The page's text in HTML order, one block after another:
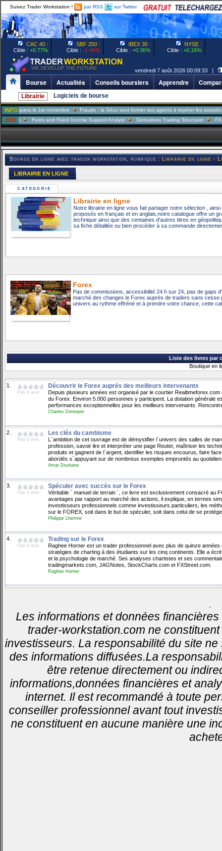
Suivez Trader Workstation ! par RSS sur Twitter
CAC 40 :
Cible : +0.77%
SBF 250 :
Cible : -1.44%
IBEX 35 :
Cible : +0.36%
NYSE :
Cible : +0.16%
vendredi 7 août 2026 00:09:33 |
Bourse Actualités Conseils boursiers Apprendre
Librairie Logiciels de bourse
INFOle 1er novembre Fraude : la Sécu veut former ses agents à repérer les assurés
JOBForex and Fixed Income Support Analyst Derivatives Trading Structurer FX Trader
Bourse en ligne avec trader workstation, rubrique :Librairie en ligne -
LIBRAIRIE EN LIGNE
CATEGORIE
Librairie en ligne
Notre librairie en ligne vous fait partager notre sélection ,
proposés en français et en anglais,notre catalogue offre un
technique ainsi que des centaines d'autres titres en
sa fiche détaillée ou bien procéder à sa commande
Forex
Pas de commissions, accessibilité 24 h sur 24, pas de gaps
marché des changes le Forex auprès de traders sans
univers au rythme effréné et à prendre votre chance, cette
Liste des livres par
Boutique en
1.
Pas d`avis
Découvrir le Forex auprés des meilleurs intervenants
Depuis plusieurs années est organisé par le courtier
du Forex. Environ 5.000 personnes y participent. La dotation générale
performances exceptionnelles pour les meilleurs intervenants.
Charles Dereeper
2.
Pas d`avis
Les clés du cambisme
L`ambition de cet ouvrage est de démystifier l`univers des salles de
profession, savoir lire et interpréter une page Reuter, maîtriser les
produits et gagnent de l`argent, identifier les risques encourus, faire
abordés s`appuyant sur de nombreux exemples empruntés au
Amar Douhane
3.
Pas d`avis
Spéculer avec succès sur le Forex
Véritable ` manuel de terrain `, ce livre est exclusivement consacré au
avantages par rapport au marché des actions, il explique, en termes
investisseurs professionnels comme investisseurs particuliers, les
sur le FOREX, soit dans le but de spéculer, soit dans celui de se
Philippe Lhermie
4.
Pas d`avis
Trading sur le Forex
Raghee Horner est un trader professionnel avec plus de quinze
stratégies de charting à des étudiants sur les cinq continents. Elle a
et la psychologie de marché. Ses analyses chartistes et ses
tradingmarkets.com, JAGNotes, StockCharts.com et FXStreet.com.
Raghee Horner
-
Les informations et données
trader-workstation.com ne
investisseurs. La responsabilité du site
des informations diffusées.La
être retenue directement ou
informations,données financières et
internet. Il est recommandé à toute
conseiller professionnel avant tout
ne constituent en aucune manière une